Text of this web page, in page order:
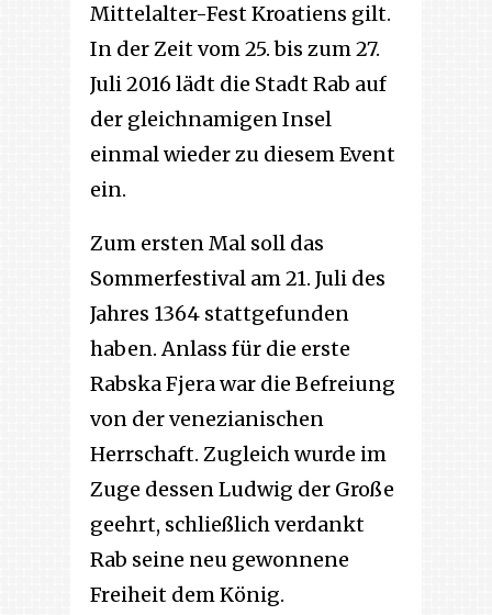
Mittelalter-Fest Kroatiens gilt.
In der Zeit vom 25. bis zum 27.
Juli 2016 lädt die Stadt Rab auf
der gleichnamigen Insel
einmal wieder zu diesem Event
ein.
Zum ersten Mal soll das
Sommerfestival am 21. Juli des
Jahres 1364 stattgefunden
haben. Anlass für die erste
Rabska Fjera war die Befreiung
von der venezianischen
Herrschaft. Zugleich wurde im
Zuge dessen Ludwig der Große
geehrt, schließlich verdankt
Rab seine neu gewonnene
Freiheit dem König.